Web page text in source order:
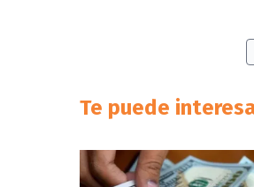
Te puede